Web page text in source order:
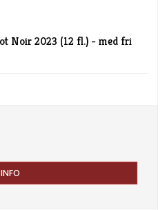
Noir 2023 (12 fl.) - med fri
INFO